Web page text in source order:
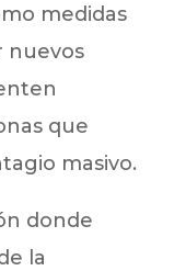
medidas
nuevos
que
masivo.
donde
la